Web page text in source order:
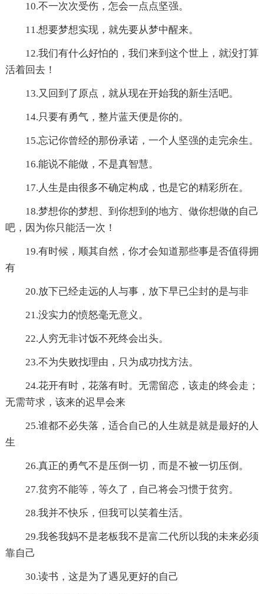
10.不一次次受伤，怎会一点点坚强。
11.想要梦想实现，就先要从梦中醒来。
12.我们有什么好怕的，我们来到这个世上，就没打算
活着回去！
13.又回到了原点，就从现在开始我的新生活吧。
14.只要有勇气，整片蓝天便是你的。
15.忘记你曾经的那份承诺，一个人坚强的走完余生。
16.能说不能做，不是真智慧。
17.人生是由很多不确定构成，也是它的精彩所在。
18.梦想你的梦想、到你想到的地方、做你想做的自己
吧，因为你只能活一次！
19.有时候，顺其自然，你才会知道那些事是否值得拥
有
20.放下已经走远的人与事，放下早已尘封的是与非
21.没实力的愤怒毫无意义。
22.人穷无非讨饭不死终会出头。
23.不为失败找理由，只为成功找方法。
24.花开有时，花落有时。无需留恋，该走的终会走；
无需苛求，该来的迟早会来
25.谁都不必失落，适合自己的人生就是就是最好的人
生
26.真正的勇气不是压倒一切，而是不被一切压倒。
27.贫穷不能等，等久了，自己将会习惯于贫穷。
28.我并不快乐，但我可以笑着生活。
29.我爸我妈不是老板我不是富二代所以我的未来必须
靠自己
30.读书，这是为了遇见更好的自己